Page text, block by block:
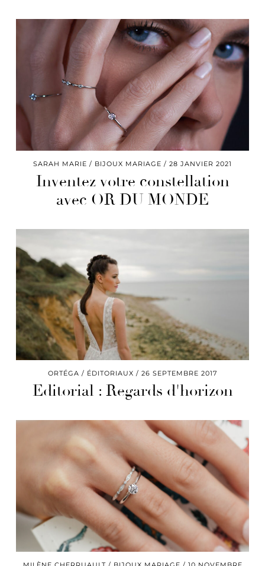
SARAH MARIE BIJOUX MARIAGE 28 JANVIER 2021
Inventez votre constellation
avec OR DU MONDE
ORTÉGA ÉDITORIAUX 26 SEPTEMBRE 2017
Editorial : Regards d'horizon